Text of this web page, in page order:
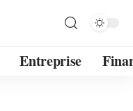
Entreprise